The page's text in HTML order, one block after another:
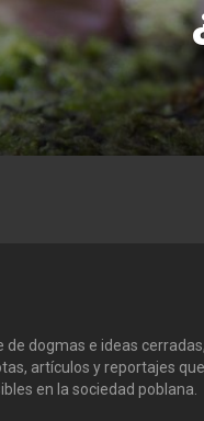
de dogmas e ideas
artículos y reportajes
en la sociedad poblana.